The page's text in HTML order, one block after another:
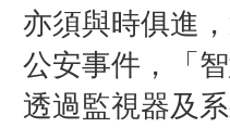
亦須與時俱進
公安事件，「
透過監視器及